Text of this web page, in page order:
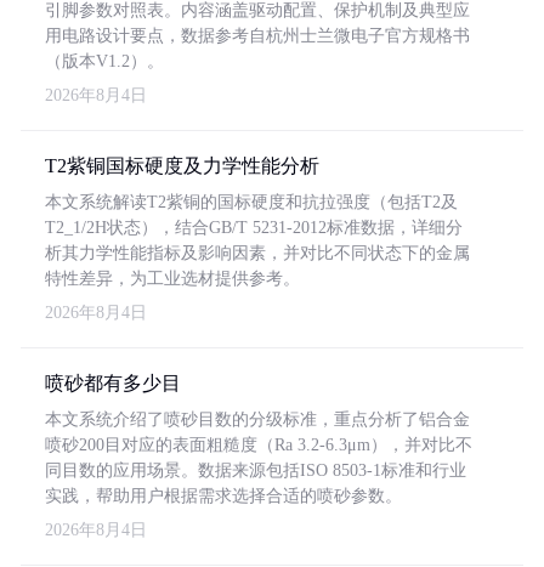
引脚参数对照表。内容涵盖驱动配置、保护机制及典型应
用电路设计要点，数据参考自杭州士兰微电子官方规格书
（版本V1.2）。
2026年8月4日
T2紫铜国标硬度及力学性能分析
本文系统解读T2紫铜的国标硬度和抗拉强度（包括T2及
T2_1/2H状态），结合GB/T 5231-2012标准数据，详细分
析其力学性能指标及影响因素，并对比不同状态下的金属
特性差异，为工业选材提供参考。
2026年8月4日
喷砂都有多少目
本文系统介绍了喷砂目数的分级标准，重点分析了铝合金
喷砂200目对应的表面粗糙度（Ra 3.2-6.3μm），并对比不
同目数的应用场景。数据来源包括ISO 8503-1标准和行业
实践，帮助用户根据需求选择合适的喷砂参数。
2026年8月4日